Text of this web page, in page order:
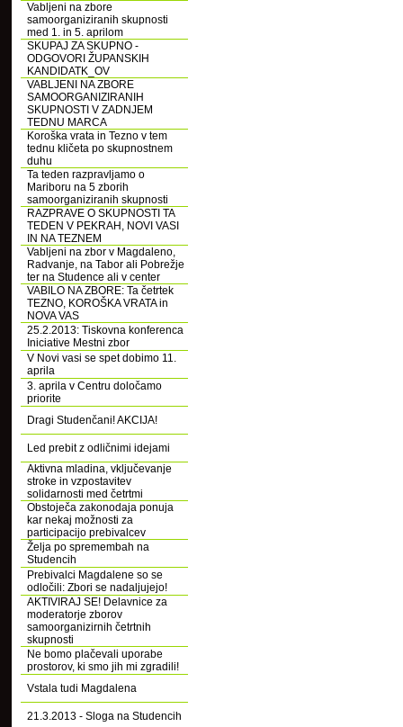
Vabljeni na zbore
samoorganiziranih skupnosti
med 1. in 5. aprilom
SKUPAJ ZA SKUPNO -
ODGOVORI ŽUPANSKIH
KANDIDATK_OV
VABLJENI NA ZBORE
SAMOORGANIZIRANIH
SKUPNOSTI V ZADNJEM
TEDNU MARCA
Koroška vrata in Tezno v tem
tednu kličeta po skupnostnem
duhu
Ta teden razpravljamo o
Mariboru na 5 zborih
samoorganiziranih skupnosti
RAZPRAVE O SKUPNOSTI TA
TEDEN V PEKRAH, NOVI VASI
IN NA TEZNEM
Vabljeni na zbor v Magdaleno,
Radvanje, na Tabor ali Pobrežje
ter na Studence ali v center
VABILO NA ZBORE: Ta četrtek
TEZNO, KOROŠKA VRATA in
NOVA VAS
25.2.2013: Tiskovna konferenca
Iniciative Mestni zbor
V Novi vasi se spet dobimo 11.
aprila
3. aprila v Centru določamo
priorite
Dragi Studenčani! AKCIJA!
Led prebit z odličnimi idejami
Aktivna mladina, vključevanje
stroke in vzpostavitev
solidarnosti med četrtmi
Obstoječa zakonodaja ponuja
kar nekaj možnosti za
participacijo prebivalcev
Želja po spremembah na
Studencih
Prebivalci Magdalene so se
odločili: Zbori se nadaljujejo!
AKTIVIRAJ SE! Delavnice za
moderatorje zborov
samoorganizirnih četrtnih
skupnosti
Ne bomo plačevali uporabe
prostorov, ki smo jih mi zgradili!
Vstala tudi Magdalena
21.3.2013 - Sloga na Studencih